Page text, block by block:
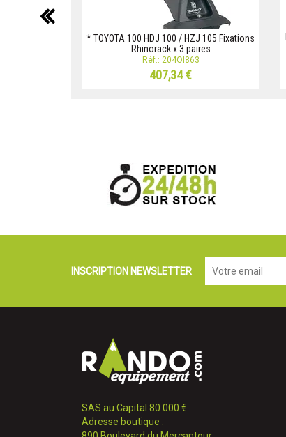
* TOYOTA 100 HDJ 100 / HZJ 105 Fixations
Rhinorack x 3 paires
Réf.: 204OI863
407,34 €
précédent
INSCRIPTION NEWSLETTER
SAS au Capital 80 000 €
Adresse boutique :